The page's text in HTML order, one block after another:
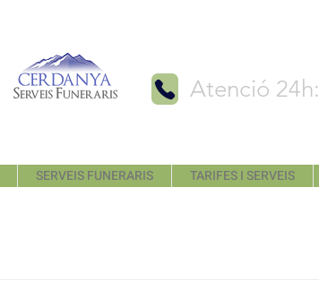
Atenció 24h:
SERVEIS FUNERARIS TARIFES I SERVEIS